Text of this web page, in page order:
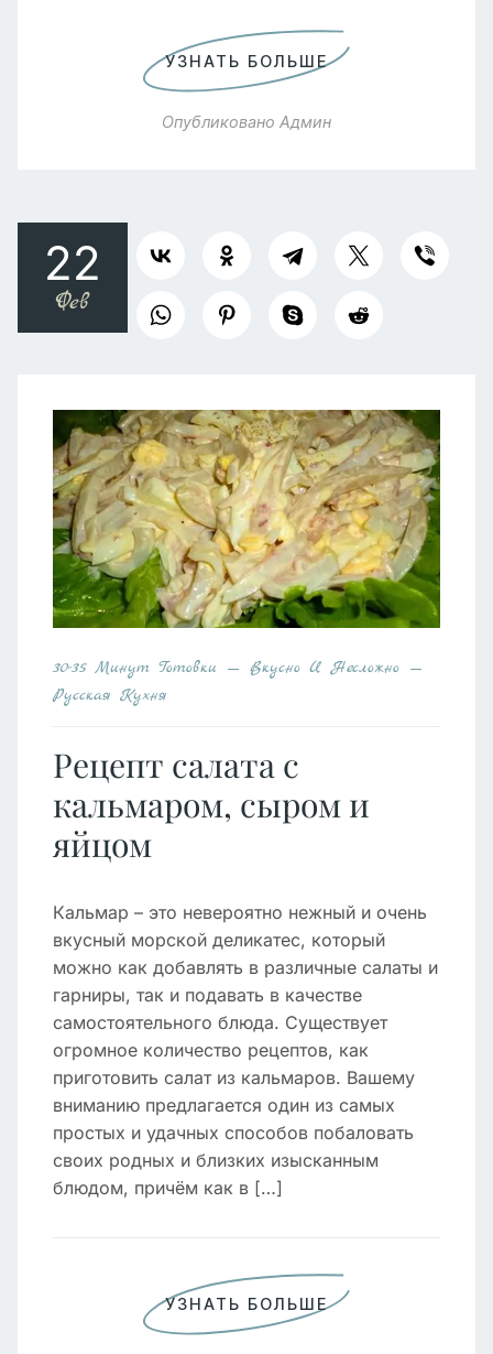
УЗНАТЬ БОЛЬШЕ
Опубликовано Админ
22
Фев
30-35 Минут Готовки
Вкусно И Несложно
Русская Кухня
Рецепт салата с
кальмаром, сыром и
яйцом
Кальмар – это невероятно нежный и очень
вкусный морской деликатес, который
можно как добавлять в различные салаты и
гарниры, так и подавать в качестве
самостоятельного блюда. Существует
огромное количество рецептов, как
приготовить салат из кальмаров. Вашему
вниманию предлагается один из самых
простых и удачных способов побаловать
своих родных и близких изысканным
блюдом, причём как в […]
УЗНАТЬ БОЛЬШЕ